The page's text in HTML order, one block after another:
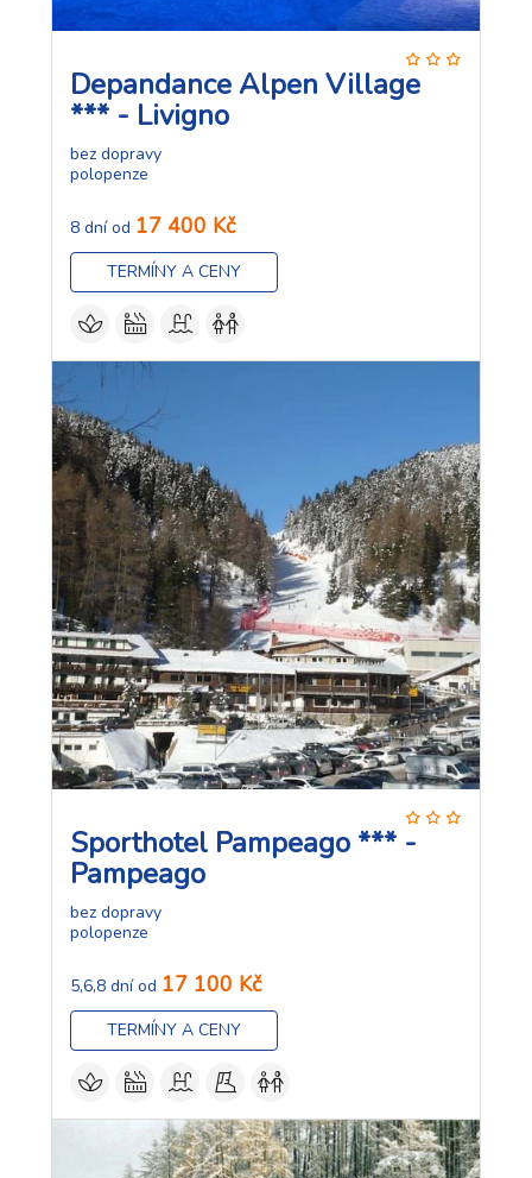
Depandance Alpen Village
*** - Livigno
bez dopravy
polopenze
8 dní od 17 400 Kč
TERMÍNY A CENY
Sporthotel Pampeago *** -
Pampeago
bez dopravy
polopenze
5,6,8 dní od 17 100 Kč
TERMÍNY A CENY